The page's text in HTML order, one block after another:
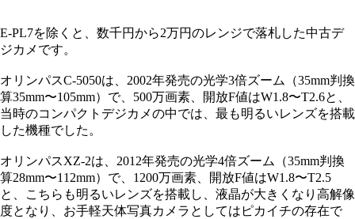
E-PL7を除くと、数千円から2万円のレンジで落札した中古デ
ジカメです。
オリンパスC-5050は、2002年発売の光学3倍ズーム（35mm判換
算35mm〜105mm）で、500万画素、開放F値はW1.8〜T2.6と、
当時のコンパクトデジカメの中では、最も明るいレンズを搭載
した機種でした。
オリンパスXZ-2は、2012年発売の光学4倍ズーム（35mm判換
算28mm〜112mm）で、1200万画素、開放F値はW1.8〜T2.5
と、こちらも明るいレンズを搭載し、液晶が大きくなり高解像
度となり、お手軽天体写真カメラとしてはピカイチの存在で